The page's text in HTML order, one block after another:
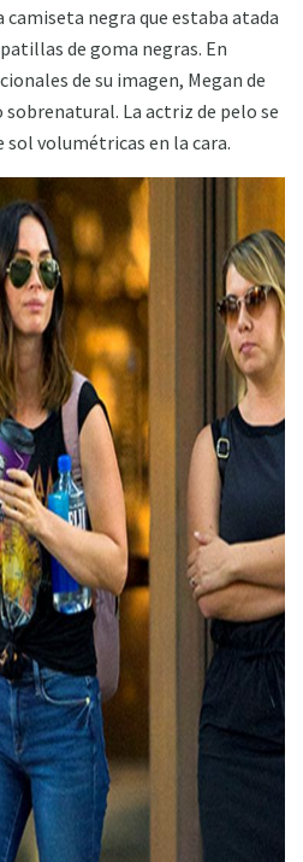
negra que estaba atada
de goma negras. En
de su imagen, Megan de
La actriz de pelo se
sol volumétricas en la cara.